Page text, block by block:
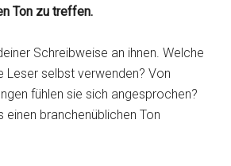
Ton zu treffen.
Schreibweise an ihnen. Welche
Leser selbst verwenden? Von
fühlen sie sich angesprochen?
einen branchenüblichen Ton